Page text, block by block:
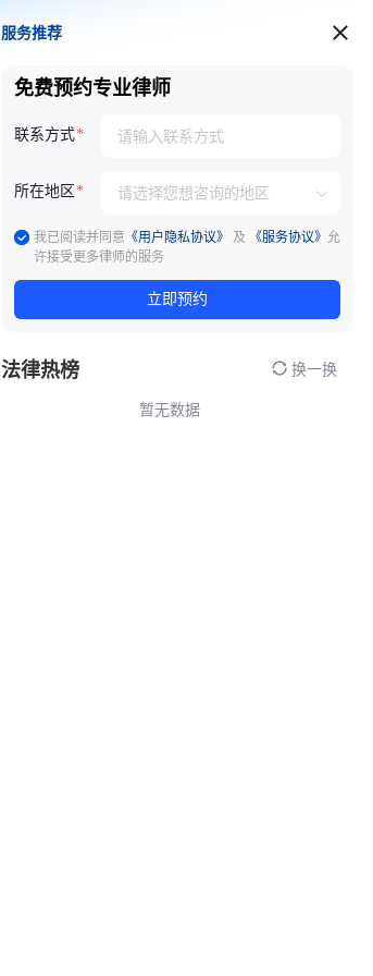
服务推荐
服务推荐
免费预约专业律师
联系方式
所在地区
我已阅读并同意 《用户隐私协议》 及 《服务协议》 允
许接受更多律师的服务
立即预约
法律热榜 换一换
暂无数据